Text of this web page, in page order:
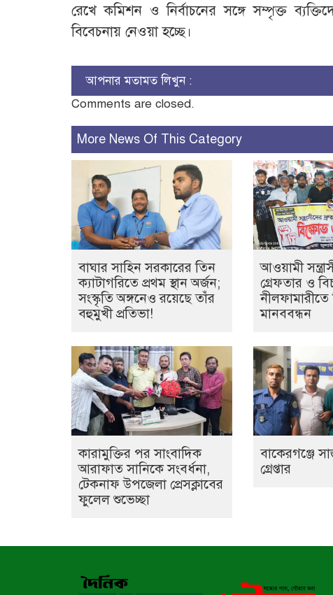
রেখে কমিশন ও নির্বাচনের সঙ্গে সম্পৃক্ত
বিবেচনায় নেওয়া হচ্ছে।
আপনার মতামত লিখুন :
Comments are closed.
More News Of This Category
বাঘার সাহিন সরকারের তিন
ক্যাটাগরিতে প্রথম স্থান অর্জন;
সংস্কৃতি অঙ্গনেও রয়েছে তাঁর
বহুমুখী প্রতিভা!
আওয়ামী
গ্রেফতার ও
মানববন্ধন
কারামুক্তির পর সাংবাদিক
আরাফাত সানিকে সংবর্ধনা,
টেকনাফ উপজেলা প্রেসক্লাবের
ফুলেল শুভেচ্ছা
বাকেরগঞ্জে
গ্রেপ্তার